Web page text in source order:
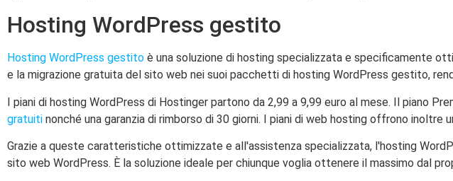
Hosting WordPress gestito
Hosting WordPress gestito è una soluzione di hosting specializzata e specificamente
e la migrazione gratuita del sito web nei suoi pacchetti di hosting WordPress gestito,
I piani di hosting WordPress di Hostinger partono da 2,99 a 9,99 euro al mese. Il piano
gratuiti nonché una garanzia di rimborso di 30 giorni. I piani di web hosting offrono
Grazie a queste caratteristiche ottimizzate e all'assistenza specializzata, l'hosting
sito web WordPress. È la soluzione ideale per chiunque voglia ottenere il massimo dal